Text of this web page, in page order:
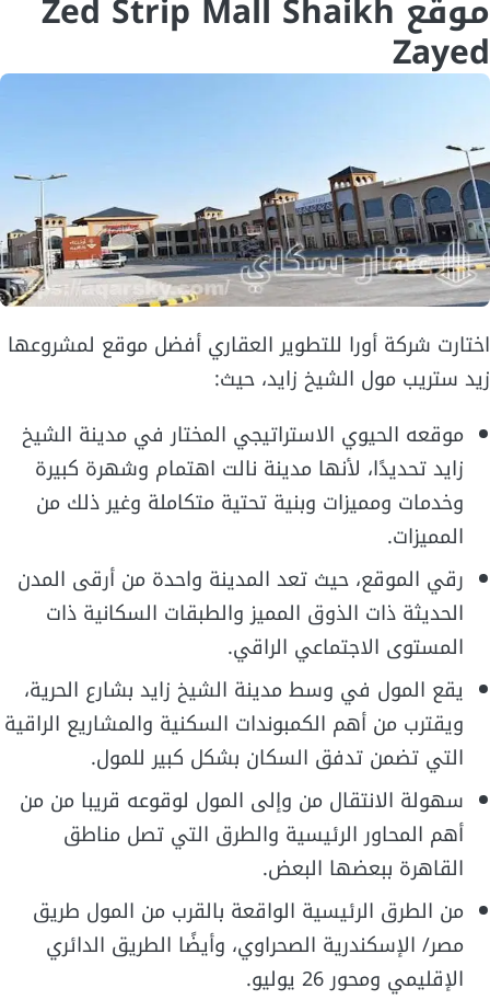
Zayed
اختارت شركة أورا للتطوير العقاري أفضل موقع لمشروعها
زيد ستريب مول الشيخ زايد، حيث:
موقعه الحيوي الاستراتيجي المختار في مدينة الشيخ
زايد تحديدًا، لأنها مدينة نالت اهتمام وشهرة كبيرة
وخدمات ومميزات وبنية تحتية متكاملة وغير ذلك من
المميزات.
رقي الموقع، حيث تعد المدينة واحدة من أرقى المدن
الحديثة ذات الذوق المميز والطبقات السكانية ذات
المستوى الاجتماعي الراقي.
يقع المول في وسط مدينة الشيخ زايد بشارع الحرية،
ويقترب من أهم الكمبوندات السكنية والمشاريع الراقية
التي تضمن تدفق السكان بشكل كبير للمول.
سهولة الانتقال من وإلى المول لوقوعه قريبا من من
أهم المحاور الرئيسية والطرق التي تصل مناطق
القاهرة ببعضها البعض.
من الطرق الرئيسية الواقعة بالقرب من المول طريق
مصر/ الإسكندرية الصحراوي، وأيضًا الطريق الدائري
الإقليمي ومحور 26 يوليو.